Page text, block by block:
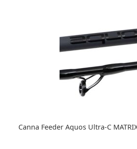
Canna Feeder Aquos Ultra-C